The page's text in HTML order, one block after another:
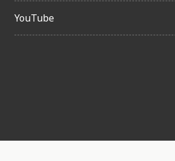
YouTube